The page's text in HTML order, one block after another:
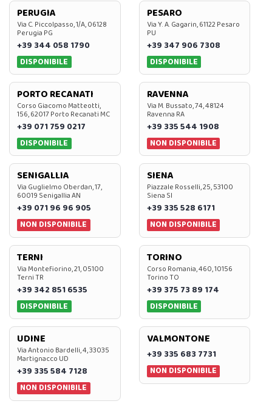
PERUGIA
Via C. Piccolpasso, 1/A, 06128
Perugia PG
+39 344 058 1790
DISPONIBILE
PESARO
Via Y. A. Gagarin, 61122 Pesaro
PU
+39 347 906 7308
DISPONIBILE
PORTO RECANATI
Corso Giacomo Matteotti,
156, 62017 Porto Recanati MC
+39 071 759 0217
DISPONIBILE
RAVENNA
Via M. Bussato, 74, 48124
Ravenna RA
+39 335 544 1908
NON DISPONIBILE
SENIGALLIA
Via Guglielmo Oberdan, 17,
60019 Senigallia AN
+39 071 96 96 905
NON DISPONIBILE
SIENA
Piazzale Rosselli, 25, 53100
Siena SI
+39 335 528 6171
NON DISPONIBILE
TERNI
Via Montefiorino, 21, 05100
Terni TR
+39 342 851 6535
DISPONIBILE
TORINO
Corso Romania, 460, 10156
Torino TO
+39 375 73 89 174
DISPONIBILE
UDINE
Via Antonio Bardelli, 4, 33035
Martignacco UD
+39 335 584 7128
NON DISPONIBILE
VALMONTONE
+39 335 683 7731
NON DISPONIBILE